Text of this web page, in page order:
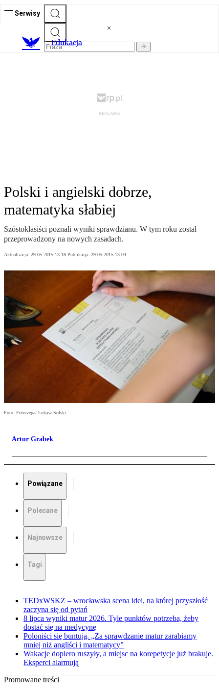
Serwisy
Edukacja
Polski i angielski dobrze,
matematyka słabiej
Szóstoklasiści poznali wyniki sprawdzianu. W tym roku został
przeprowadzony na nowych zasadach.
Aktualizacja: 29.05.2015 13:18 Publikacja: 29.05.2015 13:04
Foto: Fotorzepa/ Łukasz Solski
Artur Grabek
Powiązane
Polecane
Najnowsze
Tagi
TEDxWSKZ – wrocławska scena idei, na której przyszłość
zaczyna się od pytań
8 lipca wyniki matur 2026. Tyle punktów potrzeba, żeby
dostać się na medycynę
Poloniści się buntują. „Za sprawdzanie matur zarabiamy
mniej niż angliści i matematycy”
Wakacje dopiero ruszyły, a miejsc na korepetycje już brakuje.
Eksperci alarmują
Promowane treści